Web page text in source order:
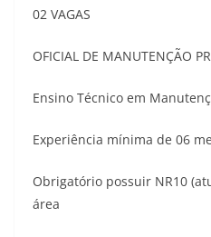
02 VAGAS
OFICIAL DE MANUTENÇÃO
Ensino Técnico em
Experiência mínima de 06
Obrigatório possuir NR10
área